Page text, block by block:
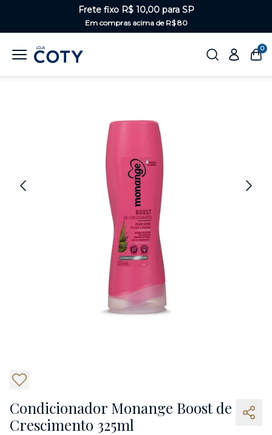
Frete fixo R$ 10,00 para SP
Em compras acima de R$ 80
0
Condicionador Monange Boost de
Crescimento 325ml